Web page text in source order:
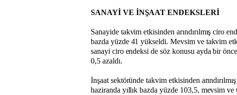
SANAYİ VE İNŞAAT ENDEKSLERİ
Sanayide takvim etkisinden arındırılmış ciro
bazda yüzde 41 yükseldi. Mevsim ve takvim
sanayi ciro endeksi de söz konusu ayda bir
0,5 azaldı.
İnşaat sektöründe takvim etkisinden
haziranda yıllık bazda yüzde 103,5, mevsim